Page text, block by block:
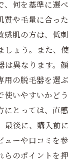
、何を基準に選べ
質や毛量に合った
感肌の方は、低刺
しょう。また、使
は異なります。顔
用の脱毛器を選ぶ
使いやすいかどう
にとっては、直感
最後に、購入前に
ューや口コミを参
らのポイントを押